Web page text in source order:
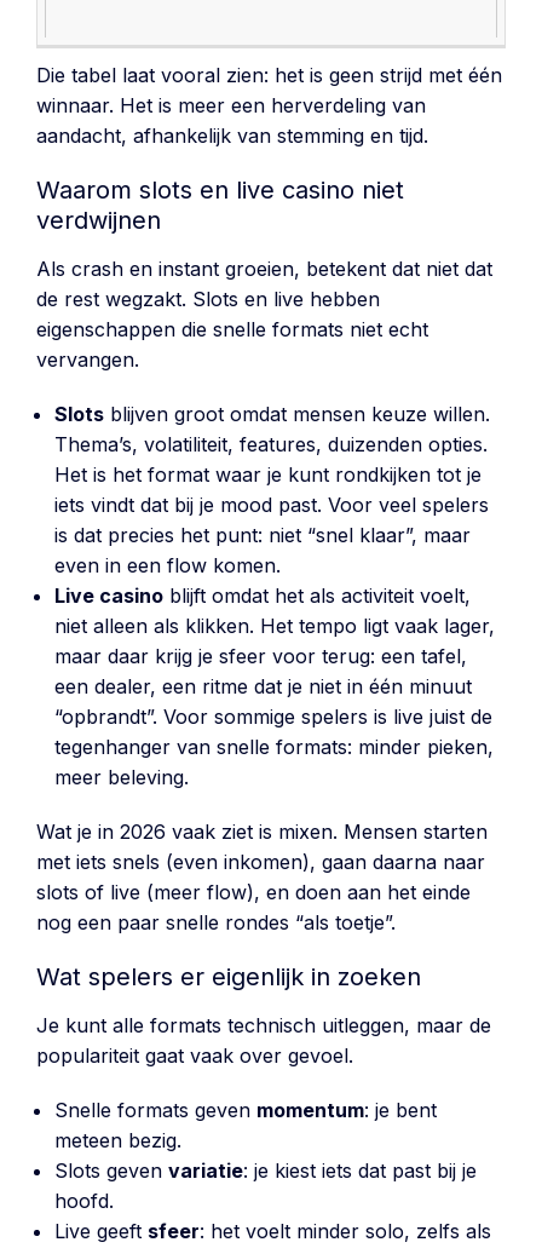
Die tabel laat vooral zien: het is geen strijd met één
winnaar. Het is meer een herverdeling van
aandacht, afhankelijk van stemming en tijd.
Waarom slots en live casino niet
verdwijnen
Als crash en instant groeien, betekent dat niet dat
de rest wegzakt. Slots en live hebben
eigenschappen die snelle formats niet echt
vervangen.
Slots blijven groot omdat mensen keuze willen.
Thema’s, volatiliteit, features, duizenden opties.
Het is het format waar je kunt rondkijken tot je
iets vindt dat bij je mood past. Voor veel spelers
is dat precies het punt: niet “snel klaar”, maar
even in een flow komen.
Live casino blijft omdat het als activiteit voelt,
niet alleen als klikken. Het tempo ligt vaak lager,
maar daar krijg je sfeer voor terug: een tafel,
een dealer, een ritme dat je niet in één minuut
“opbrandt”. Voor sommige spelers is live juist de
tegenhanger van snelle formats: minder pieken,
meer beleving.
Wat je in 2026 vaak ziet is mixen. Mensen starten
met iets snels (even inkomen), gaan daarna naar
slots of live (meer flow), en doen aan het einde
nog een paar snelle rondes “als toetje”.
Wat spelers er eigenlijk in zoeken
Je kunt alle formats technisch uitleggen, maar de
populariteit gaat vaak over gevoel.
Snelle formats geven momentum: je bent
meteen bezig.
Slots geven variatie: je kiest iets dat past bij je
hoofd.
Live geeft sfeer: het voelt minder solo, zelfs als